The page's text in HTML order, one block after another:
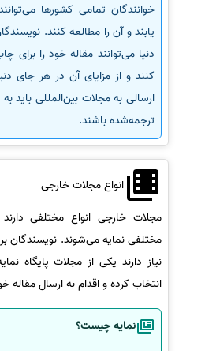
خوانندگان تمامی کشورها
یابند و آن را مطالعه کنند.
دنیا می‌توانند مقاله خود را برای
کنند و از مزایای آن در هر جای
ارسالی به مجلات بین‌المللی باید
ترجمه‌شده باشند.
انواع مجلات خارجی
مجلات خارجی انواع مختلفی
مختلفی نمایه می‌شوند. نویسندگان
نیاز دارند یکی از مجلات پایگاه
انتخاب کرده و اقدام به ارسال مقاله
نمایه چیست؟